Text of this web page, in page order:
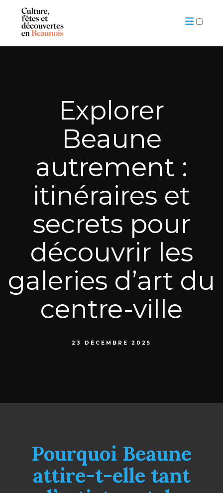
Explorer
Beaune
autrement :
itinéraires et
secrets pour
découvrir les
galeries d’art du
centre-ville
23 DÉCEMBRE 2025
Pourquoi Beaune
attire-t-elle tant